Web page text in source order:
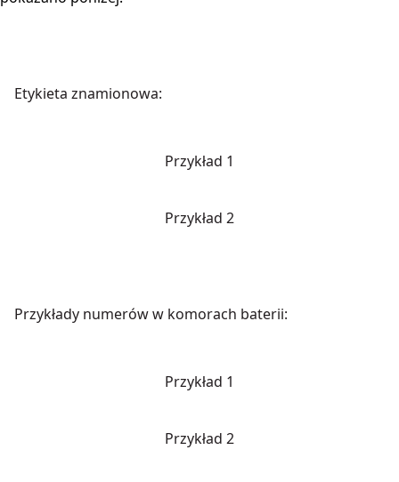
Etykieta znamionowa:
Przykład 1
Przykład 2
Przykłady numerów w komorach baterii:
Przykład 1
Przykład 2